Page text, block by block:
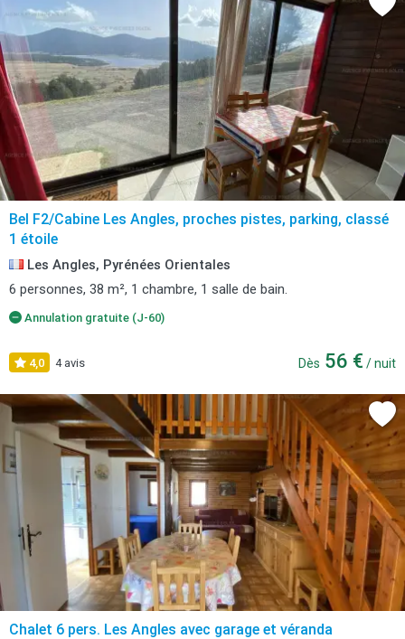
Bel F2/Cabine Les Angles, proches pistes, parking, classé
1 étoile
Les Angles, Pyrénées Orientales
6 personnes, 38 m², 1 chambre, 1 salle de bain.
Annulation gratuite (J-60)
4,0 4 avis Dès 56 € / nuit
Chalet 6 pers. Les Angles avec garage et véranda